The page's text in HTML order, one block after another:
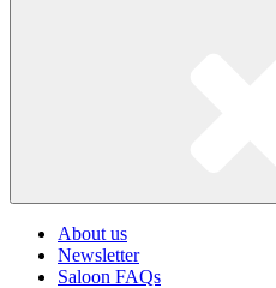
About us
Newsletter
Saloon FAQs